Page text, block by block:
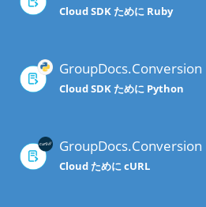
Cloud SDK ために Ruby
GroupDocs.Conversion
Cloud SDK ために Python
GroupDocs.Conversion
Cloud ために cURL